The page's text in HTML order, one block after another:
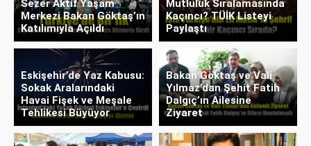
Sezer Aktif Yaşam
Merkezi Bakan Göktaş’ın
Katılımıyla Açıldı
Mutluluk Sıralamasında
Kaçıncı? TÜİK Listeyi
Paylaştı
Eskişehir’de Yaz Kabusu:
Sokak Aralarındaki
Havai Fişek ve Meşale
Tehlikesi Büyüyor
Bakan Göktaş ve Vali
Yılmaz’dan Şehit Fatih
Dalgıç’ın Ailesine
Ziyaret